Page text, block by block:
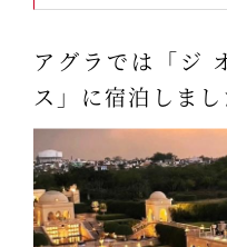
アグラでは「ジ
ス」に宿泊しまし